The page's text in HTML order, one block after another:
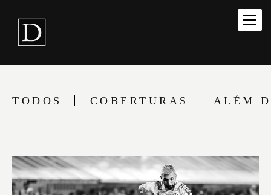
TODOS COBERTURAS ALÉM